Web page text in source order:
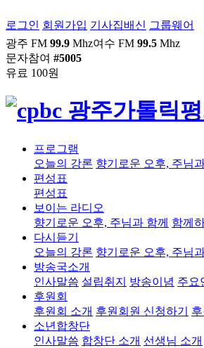
로그인 회원가입 기사집배신 그룹웨어
광주 FM 99.9 Mhz여수 FM 99.5 Mhz
문자참여 #5005
유료 100원
프로그램
오늘의 강론 향기로운 오후, 주님
편성표
편성표
보이는 라디오
향기로운 오후, 주님과 함께 함께
다시듣기
오늘의 강론 향기로운 오후, 주님
방송국소개
인사말씀 설립취지 방송이념 주요
후원회
후원회 소개 후원회원 신청하기
소년합창단
인사말씀 합창단 소개 선생님 소개